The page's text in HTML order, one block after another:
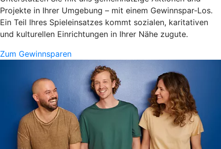
Projekte in Ihrer Umgebung – mit einem Gewinnspar-Los.
Ein Teil Ihres Spieleinsatzes kommt sozialen, karitativen
und kulturellen Einrichtungen in Ihrer Nähe zugute.
Zum Gewinnsparen